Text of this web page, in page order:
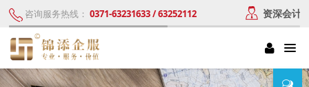
咨询服务热线： 0371-63231633 / 63252112 资深会计